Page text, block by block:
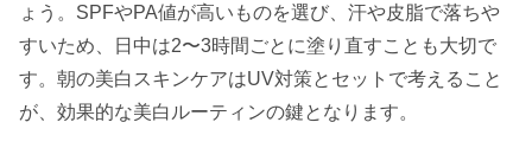
ょう。SPFやPA値が高いものを選び、汗や皮脂で落ちや
すいため、日中は2〜3時間ごとに塗り直すことも大切で
す。朝の美白スキンケアはUV対策とセットで考えること
が、効果的な美白ルーティンの鍵となります。